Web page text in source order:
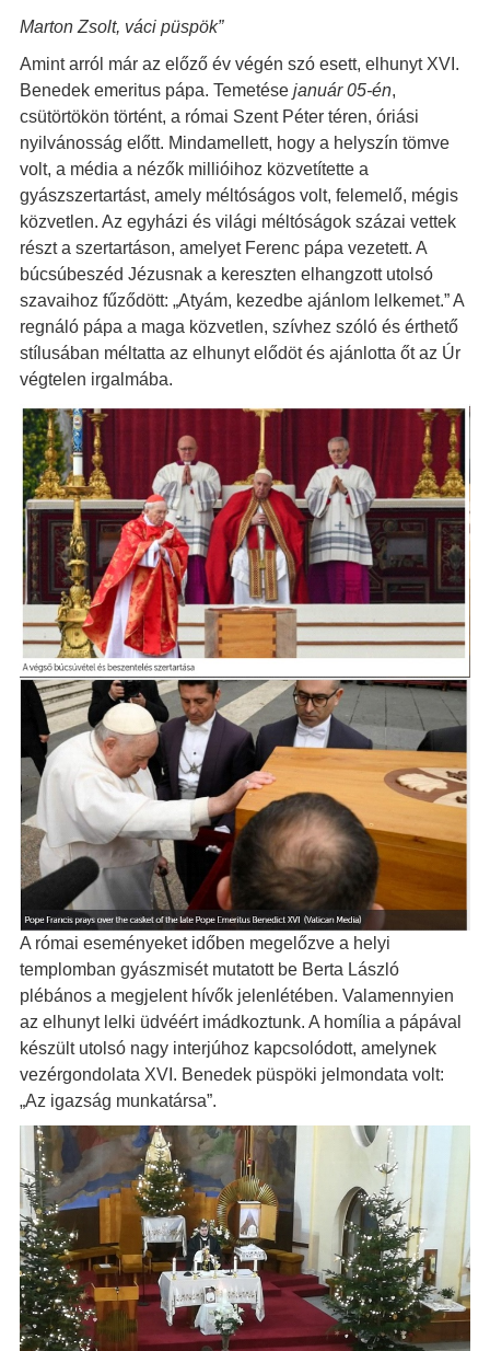
Marton Zsolt, váci püspök”
Amint arról már az előző év végén szó esett, elhunyt XVI.
Benedek emeritus pápa. Temetése január 05-én,
csütörtökön történt, a római Szent Péter téren, óriási
nyilvánosság előtt. Mindamellett, hogy a helyszín tömve
volt, a média a nézők millióihoz közvetítette a
gyászszertartást, amely méltóságos volt, felemelő, mégis
közvetlen. Az egyházi és világi méltóságok százai vettek
részt a szertartáson, amelyet Ferenc pápa vezetett. A
búcsúbeszéd Jézusnak a kereszten elhangzott utolsó
szavaihoz fűződött: „Atyám, kezedbe ajánlom lelkemet.” A
regnáló pápa a maga közvetlen, szívhez szóló és érthető
stílusában méltatta az elhunyt elődöt és ajánlotta őt az Úr
végtelen irgalmába.
A római eseményeket időben megelőzve a helyi
templomban gyászmisét mutatott be Berta László
plébános a megjelent hívők jelenlétében. Valamennyien
az elhunyt lelki üdvéért imádkoztunk. A homília a pápával
készült utolsó nagy interjúhoz kapcsolódott, amelynek
vezérgondolata XVI. Benedek püspöki jelmondata volt:
„Az igazság munkatársa”.